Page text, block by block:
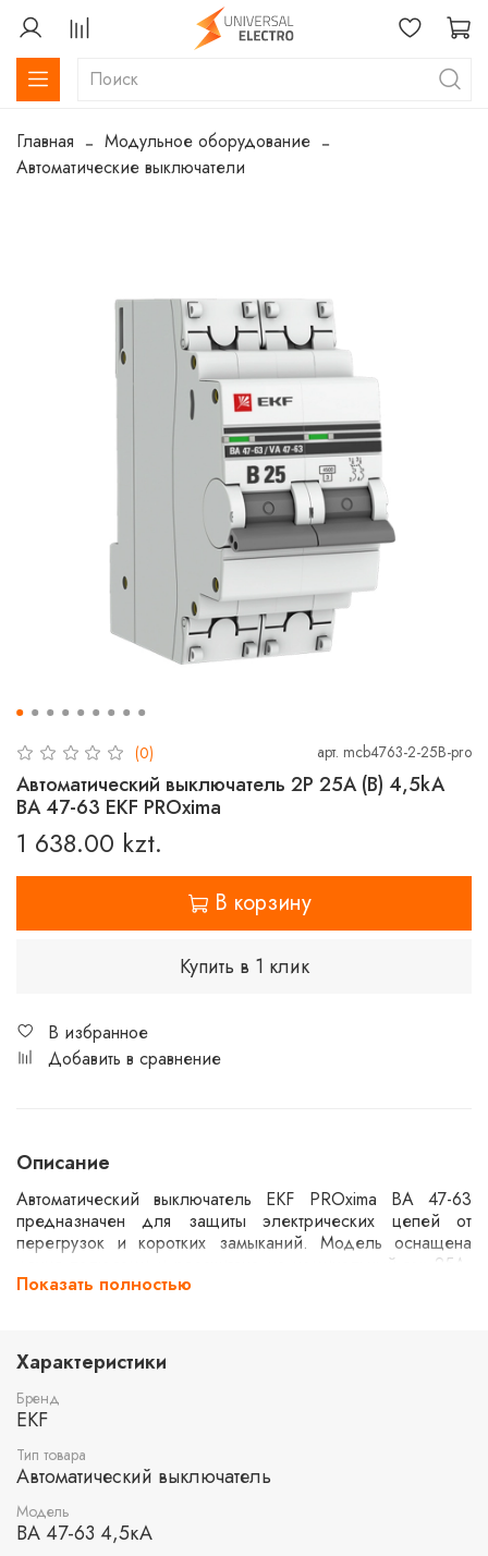
Главная
Модульное оборудование
Автоматические выключатели
(0) арт. mcb4763-2-25B-pro
Автоматический выключатель 2P 25А (В) 4,5kA
ВА 47-63 EKF PROxima
1 638.00 kzt.
В корзину
Купить в 1 клик
В избранное
Добавить в сравнение
Описание
Автоматический выключатель EKF PROxima ВА 47-63
предназначен для защиты электрических цепей от
перегрузок и коротких замыканий. Модель оснащена
двумя полюсами и рассчитана на номинальный ток 25А.
Способен отключать токи до 4,5kA. Применяется в
Показать полностью
Характеристики
Бренд
EKF
Тип товара
Автоматический выключатель
Модель
ВА 47-63 4,5кА